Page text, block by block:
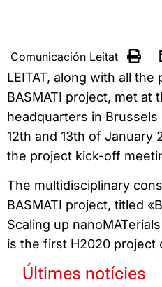
Comunicación Leitat
LEITAT, along with all
BASMATI project, met at
headquarters in
12th and 13th of January
the project kick-off
The multidisciplinary
BASMATI project, titled
Scaling up
is the first H2020 project
Últimes notícies